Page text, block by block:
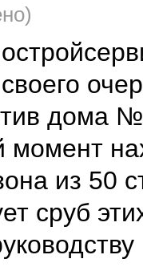
дома
момент
из 50
сруб